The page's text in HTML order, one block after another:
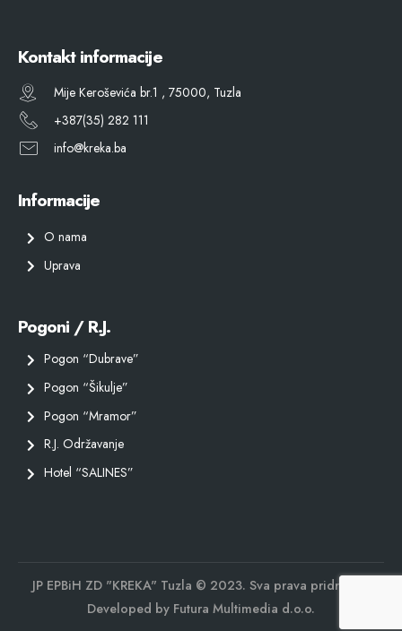
Kontakt informacije
Mije Keroševića br.1 , 75000, Tuzla
+387(35) 282 111
info@kreka.ba
Informacije
O nama
Uprava
Pogoni / R.J.
Pogon “Dubrave”
Pogon “Šikulje”
Pogon “Mramor”
R.J. Održavanje
Hotel “SALINES”
JP EPBiH ZD "KREKA" Tuzla © 2023. Sva prava pridržana.
Developed by Futura Multimedia d.o.o.